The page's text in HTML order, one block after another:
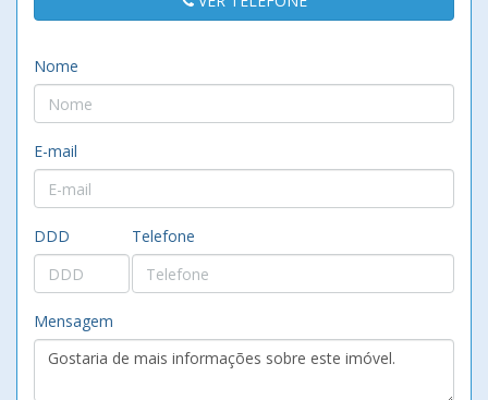
Nome
E-mail
DDD Telefone
Mensagem